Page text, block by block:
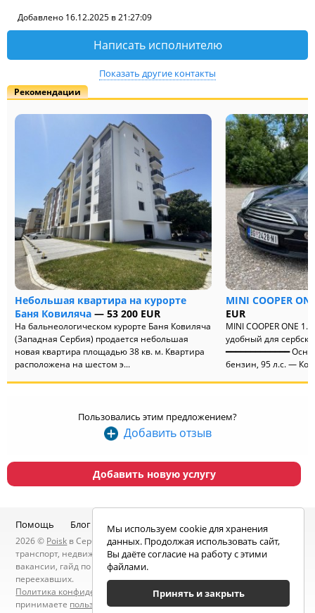
Добавлено 16.12.2025 в 21:27:09
Написать исполнителю
Показать другие контакты
Рекомендации
Небольшая квартира на курорте
Баня Ковиляча— 53 200 EUR
На бальнеологическом курорте Баня Ковиляча
(Западная Сербия) продается небольшая
новая квартира площадью 38 кв. м. Квартира
расположена на шестом э...
MINI COOPER
EUR
MINI COOPER ONE
удобный для
━━━━━━━━━━━━━
бензин, 95 л.с. —
Пользовались этим предложением?
Добавить отзыв
Добавить новую услугу
Помощь Блог Telegram-канал Чат
2026 © Poisk в Сербии — услуги специалистов, объявления:
транспорт, недвижимость, электроника, мебель, работа и
вакансии, гайд по Сербии, статьи, новости, посты людей, карта
переехавших.
Политика конфиденциальности
. Находясь на сайте вы
принимаете пользовательское соглашение.
Мы используем cookie для хранения
данных. Продолжая использовать сайт,
Вы даёте согласие на работу с этими
файлами.
Принять и закрыть